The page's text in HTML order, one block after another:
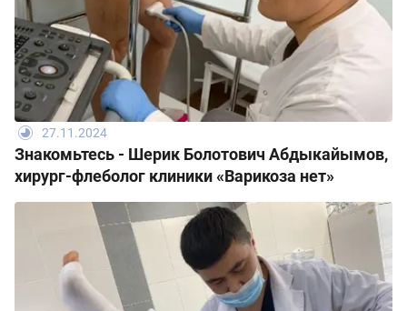
27.11.2024
Знакомьтесь - Шерик Болотович Абдыкайымов,
хирург-флеболог клиники «Варикоза нет»